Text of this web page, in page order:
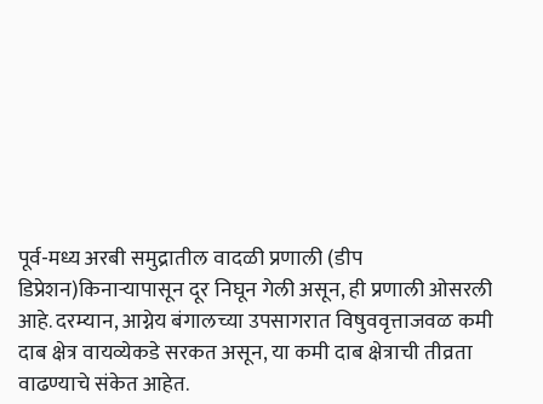
पूर्व-मध्य अरबी समुद्रातील वादळी प्रणाली (डीप
डिप्रेशन)किनाऱ्यापासून दूर निघून गेली असून, ही प्रणाली ओसरली
आहे. दरम्यान, आग्नेय बंगालच्या उपसागरात विषुववृत्ताजवळ कमी
दाब क्षेत्र वायव्येकडे सरकत असून, या कमी दाब क्षेत्राची तीव्रता
वाढण्याचे संकेत आहेत.